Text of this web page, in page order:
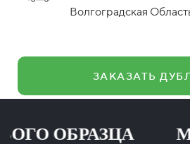
Волгоградская
ЗАКАЗАТЬ
ОБРАЗЦА